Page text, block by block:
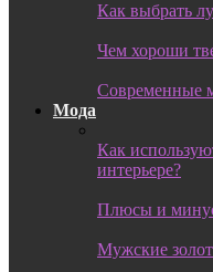
Как выбрать
Чем хороши
Современные
Мода
Как
интерьере?
Плюсы и
Мужские